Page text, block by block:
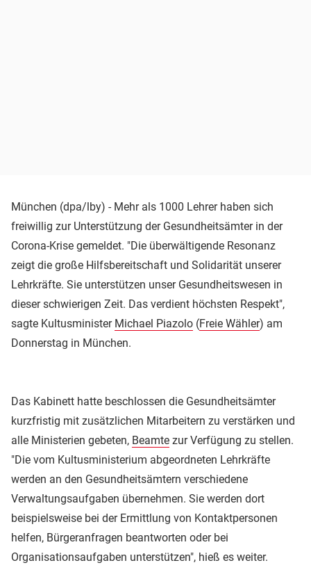
München (dpa/lby) - Mehr als 1000 Lehrer haben sich
freiwillig zur Unterstützung der Gesundheitsämter in der
Corona-Krise gemeldet. "Die überwältigende Resonanz
zeigt die große Hilfsbereitschaft und Solidarität unserer
Lehrkräfte. Sie unterstützen unser Gesundheitswesen in
dieser schwierigen Zeit. Das verdient höchsten Respekt",
sagte Kultusminister Michael Piazolo (Freie Wähler) am
Donnerstag in München.
Das Kabinett hatte beschlossen die Gesundheitsämter
kurzfristig mit zusätzlichen Mitarbeitern zu verstärken und
alle Ministerien gebeten, Beamte zur Verfügung zu stellen.
"Die vom Kultusministerium abgeordneten Lehrkräfte
werden an den Gesundheitsämtern verschiedene
Verwaltungsaufgaben übernehmen. Sie werden dort
beispielsweise bei der Ermittlung von Kontaktpersonen
helfen, Bürgeranfragen beantworten oder bei
Organisationsaufgaben unterstützen", hieß es weiter.